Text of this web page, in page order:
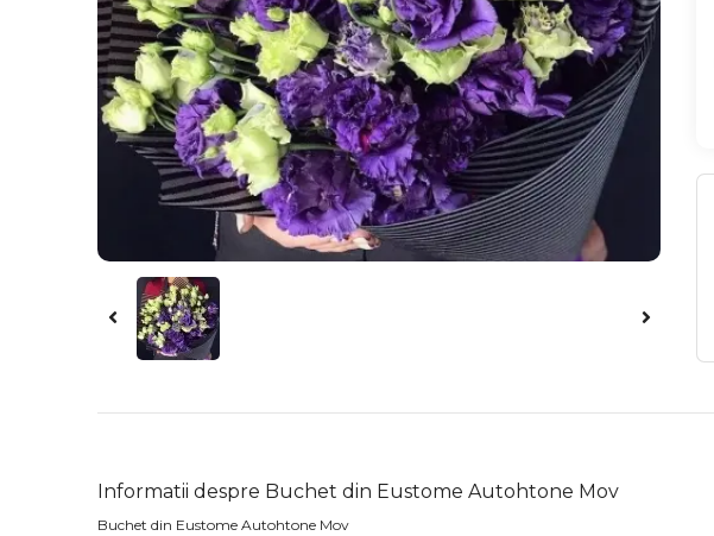
Informatii despre Buchet din Eustome Autohtone Mov
Buchet din Eustome Autohtone Mov